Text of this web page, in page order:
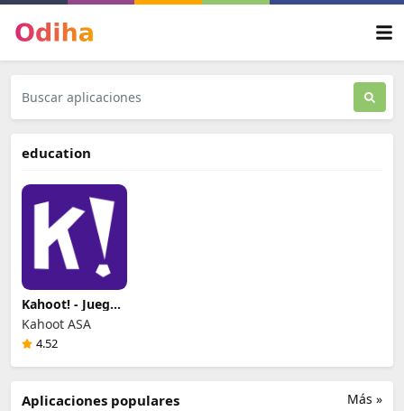
education
Kahoot! - Juega
y crea quizzes
Kahoot ASA
4.52
Más »
Aplicaciones populares